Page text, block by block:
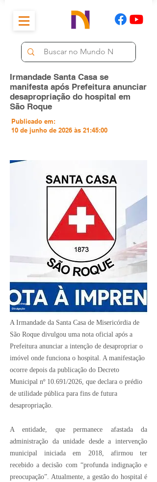
Irmandade Santa Casa se
manifesta após Prefeitura anunciar
desapropriação do hospital em
São Roque
Publicado em:
10 de junho de 2026 às 21:45:00
Divulgação
Crédito Imagem:
A Irmandade da Santa Casa de Misericórdia de
São Roque divulgou uma nota oficial após a
Prefeitura anunciar a intenção de desapropriar o
imóvel onde funciona o hospital. A manifestação
ocorre depois da publicação do Decreto
Municipal nº 10.691/2026, que declara o prédio
de utilidade pública para fins de futura
desapropriação.
A entidade, que permanece afastada da
administração da unidade desde a intervenção
municipal iniciada em 2018, afirmou ter
recebido a decisão com “profunda indignação e
preocupação”. Atualmente, a gestão do hospital é